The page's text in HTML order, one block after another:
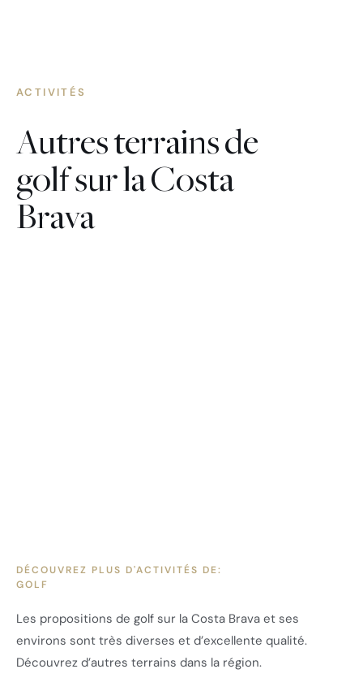
ACTIVITÉS
Autres terrains de
golf sur la Costa
Brava
DÉCOUVREZ PLUS D'ACTIVITÉS DE:
GOLF
Les propositions de golf sur la Costa Brava et ses
environs sont très diverses et d’excellente qualité.
Découvrez d’autres terrains dans la région.